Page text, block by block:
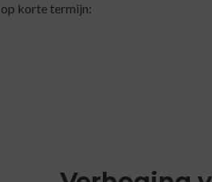
korte termijn: